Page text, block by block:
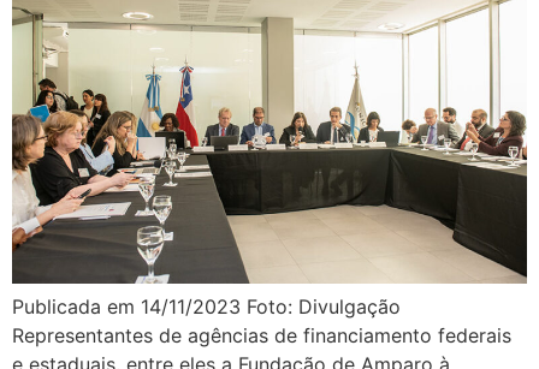
Publicada em 14/11/2023 Foto: Divulgação
Representantes de agências de financiamento federais